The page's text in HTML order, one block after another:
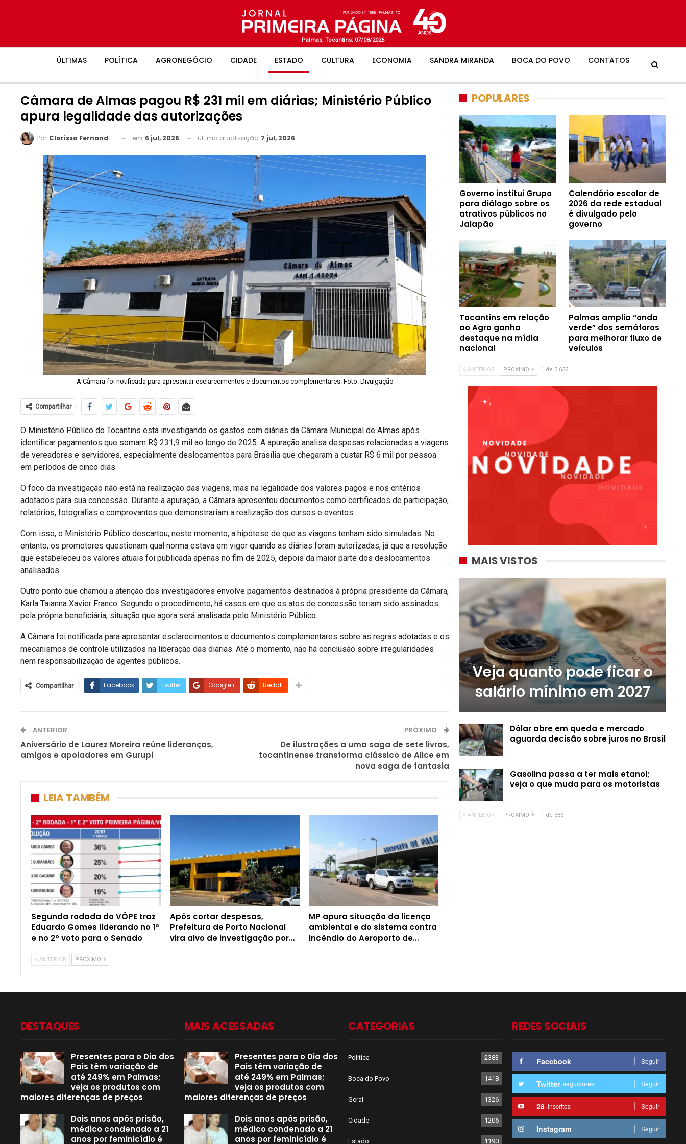
Palmas, Tocantins: 07/08/2026
ÚLTIMAS POLÍTICA AGRONEGÓCIO CIDADE ESTADO CULTURA ECONOMIA SANDRA MIRANDA BOCA DO POVO CONTATOS
Câmara de Almas pagou R$ 231 mil em diárias; Ministério Público
apura legalidade das autorizações
Por Clarissa Fernandes em 6 jul, 2026 última atualização 7 jul, 2026
A Câmara foi notificada para apresentar esclarecimentos e documentos complementares. Foto: Divulgação
Compartilhar
O Ministério Público do Tocantins está investigando os gastos com diárias da Câmara Municipal de Almas após
identificar pagamentos que somam R$ 231,9 mil ao longo de 2025. A apuração analisa despesas relacionadas a viagens
de vereadores e servidores, especialmente deslocamentos para Brasília que chegaram a custar R$ 6 mil por pessoa
em períodos de cinco dias.
O foco da investigação não está na realização das viagens, mas na legalidade dos valores pagos e nos critérios
adotados para sua concessão. Durante a apuração, a Câmara apresentou documentos como certificados de participação,
relatórios, fotografias e comprovantes que demonstrariam a realização dos cursos e eventos.
Com isso, o Ministério Público descartou, neste momento, a hipótese de que as viagens tenham sido simuladas. No
entanto, os promotores questionam qual norma estava em vigor quando as diárias foram autorizadas, já que a resolução
que estabeleceu os valores atuais foi publicada apenas no fim de 2025, depois da maior parte dos deslocamentos
analisados.
Outro ponto que chamou a atenção dos investigadores envolve pagamentos destinados à própria presidente da Câmara,
Karla Taianna Xavier Franco. Segundo o procedimento, há casos em que os atos de concessão teriam sido assinados
pela própria beneficiária, situação que agora será analisada pelo Ministério Público.
A Câmara foi notificada para apresentar esclarecimentos e documentos complementares sobre as regras adotadas e os
mecanismos de controle utilizados na liberação das diárias. Até o momento, não há conclusão sobre irregularidades
nem responsabilização de agentes públicos.
Compartilhar Facebook Twitter Google+ ReddIt
ANTERIOR
Aniversário de Laurez Moreira reúne lideranças,
amigos e apoiadores em Gurupi
PRÓXIMO
De ilustrações a uma saga de sete livros,
tocantinense transforma clássico de Alice em
nova saga de fantasia
LEIA TAMBÉM
Segunda rodada do VÓPE traz
Eduardo Gomes liderando no 1º
e no 2º voto para o Senado
Após cortar despesas,
Prefeitura de Porto Nacional
vira alvo de investigação por…
MP apura situação da licença
ambiental e do sistema contra
incêndio do Aeroporto de…
ANTERIOR PRÓXIMO
POPULARES
Governo institui Grupo
para diálogo sobre os
atrativos públicos no
Jalapão
Calendário escolar de
2026 da rede estadual
é divulgado pelo
governo
Tocantins em relação
ao Agro ganha
destaque na mídia
nacional
Palmas amplia “onda
verde” dos semáforos
para melhorar fluxo de
veículos
ANTERIOR PRÓXIMO 1 de 3.632
MAIS VISTOS
Veja quanto pode ficar o
salário mínimo em 2027
Dólar abre em queda e mercado
aguarda decisão sobre juros no Brasil
Gasolina passa a ter mais etanol;
veja o que muda para os motoristas
ANTERIOR PRÓXIMO 1 de 386
DESTAQUES
Presentes para o Dia dos
Pais têm variação de
até 249% em Palmas;
veja os produtos com
maiores diferenças de preços
Dois anos após prisão,
médico condenado a 21
anos por feminicídio é
MAIS ACESSADAS
Presentes para o Dia dos
Pais têm variação de
até 249% em Palmas;
veja os produtos com
maiores diferenças de preços
Dois anos após prisão,
médico condenado a 21
anos por feminicídio é
CATEGORIAS
Política 2383
Boca do Povo 1418
Geral 1326
Cidade 1206
Estado 1190
REDES SOCIAIS
Facebook Seguir
Twitter seguidores Seguir
28 Inscritos Seguir
Instagram Seguir